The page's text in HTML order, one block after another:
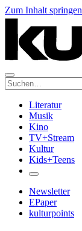
Zum Inhalt springen
Suche:
Literatur
Musik
Kino
TV+Stream
Kultur
Kids+Teens
Newsletter
EPaper
kulturpoints